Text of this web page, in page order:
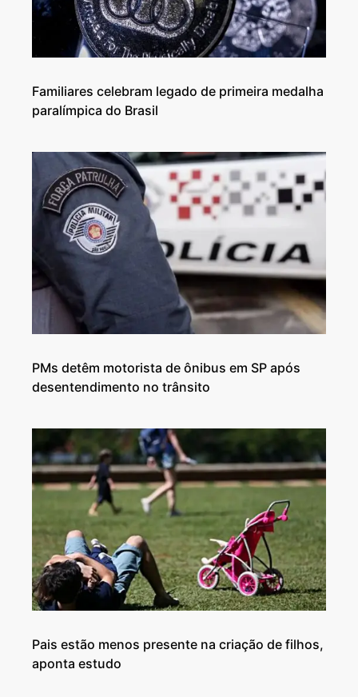
Familiares celebram legado de primeira medalha
paralímpica do Brasil
PMs detêm motorista de ônibus em SP após
desentendimento no trânsito
Pais estão menos presente na criação de filhos,
aponta estudo